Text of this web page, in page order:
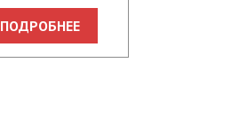
ПОДРОБНЕЕ